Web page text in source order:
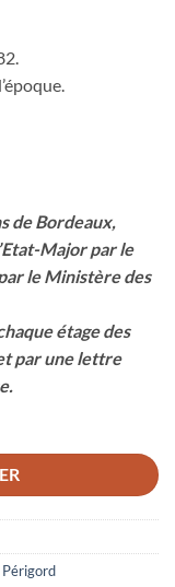
de Bordeaux,
Major par le
le Ministère des
étage des
par une lettre